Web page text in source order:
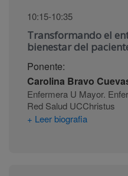
10:15-10:35
Transformando el
bienestar del
Ponente:
Carolina Bravo
Enfermera U Mayor.
Red Salud UCChristus
+ Leer biografia